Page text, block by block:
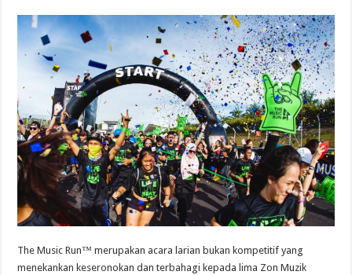
The Music Run™ merupakan acara larian bukan kompetitif yang
menekankan keseronokan dan terbahagi kepada lima Zon Muzik